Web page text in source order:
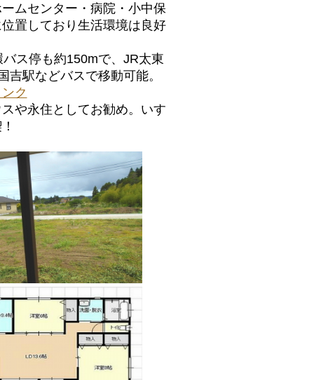
ムセンター・病院・小中保
置しており生活環境は良好
ス停も約150mで、JR太東
駅などバスで移動可能。
ク
や永住としてお勧め。いす